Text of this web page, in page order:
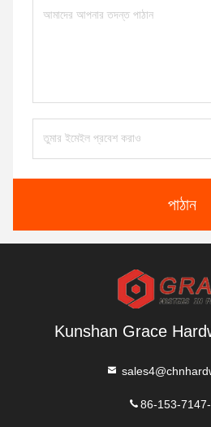
পাঠান
Kunshan Grace
86-153-